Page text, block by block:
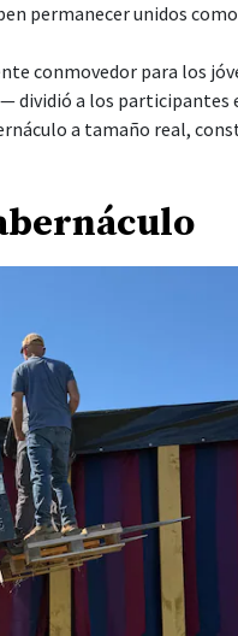
permanecer unidos
conmovedor para los
a los participantes
a tamaño real,